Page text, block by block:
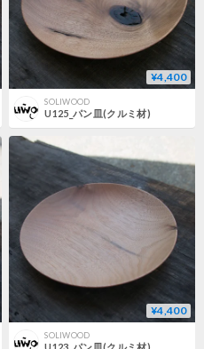
¥4,400
SOLIWOOD
U125_パン皿(クルミ材)
¥4,400
SOLIWOOD